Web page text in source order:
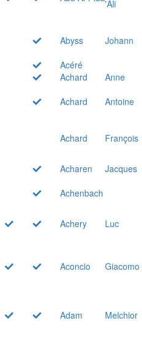
'Ali
Abyss
Johann
Acéré
Achard
Anne
Achard
Antoine
Achard
François
Acharen
Jacques
Achenbach
Achery
Luc
Aconcio Giacomo
Adam Melchior